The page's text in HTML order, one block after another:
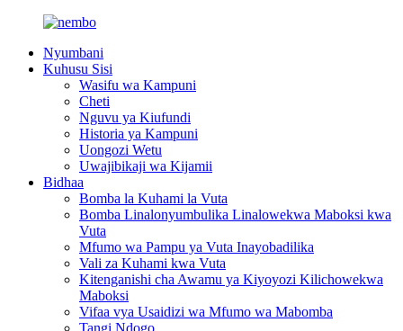
Nyumbani
Kuhusu Sisi
Wasifu wa Kampuni
Cheti
Nguvu ya Kiufundi
Historia ya Kampuni
Uongozi Wetu
Uwajibikaji wa Kijamii
Bidhaa
Bomba la Kuhami la Vuta
Bomba Linalonyumbulika Linalowekwa Maboksi kwa
Vuta
Mfumo wa Pampu ya Vuta Inayobadilika
Vali za Kuhami kwa Vuta
Kitenganishi cha Awamu ya Kiyoyozi Kilichowekwa
Maboksi
Vifaa vya Usaidizi wa Mfumo wa Mabomba
Tangi Ndogo